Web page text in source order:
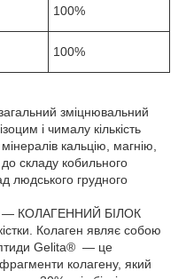
100%
100%
зміцнювальний
і чималу кількість
кальцію, магнію,
складу кобильного
людського грудного
КОЛАГЕННИЙ БІЛОК
Колаген являє собою
Gelita® — це
колагену, який